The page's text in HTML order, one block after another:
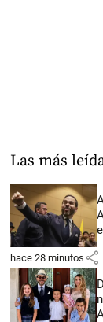
Las más
hace 28 minutos share